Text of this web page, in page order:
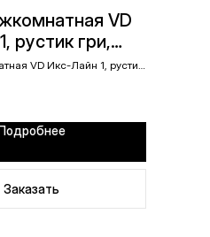
VD
рустик гри,
лакобель
VD Икс-Лайн 1, рустик
Заказать